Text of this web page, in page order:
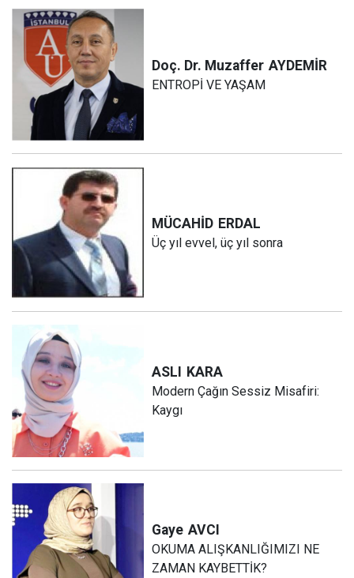
Doç. Dr. Muzaffer AYDEMİR
ENTROPİ VE YAŞAM
MÜCAHİD ERDAL
Üç yıl evvel, üç yıl sonra
ASLI KARA
Modern Çağın Sessiz Misafiri:
Kaygı
Gaye AVCI
OKUMA ALIŞKANLIĞIMIZI NE
ZAMAN KAYBETTİK?